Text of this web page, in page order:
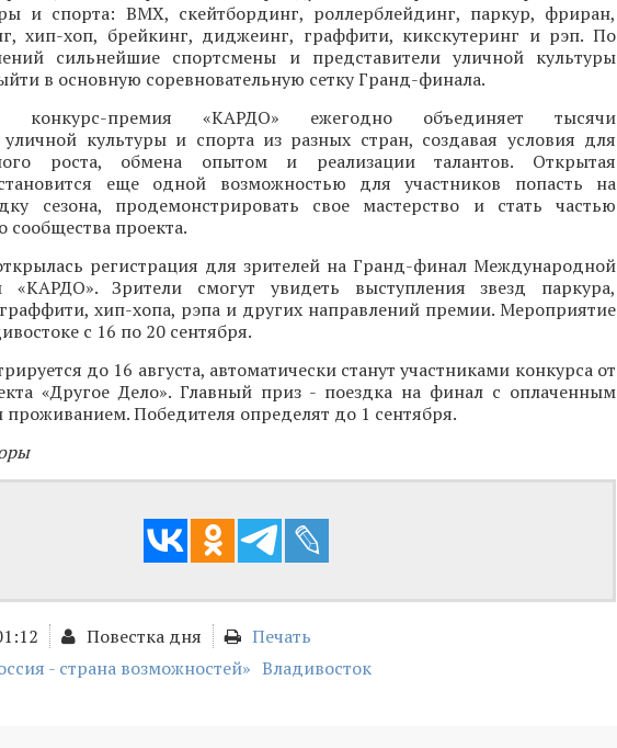
и спорта: BMX, скейтбординг, роллерблейдинг, паркур, фриран,
хип-хоп, брейкинг, диджеинг, граффити, кикскутеринг и рэп. По
сильнейшие спортсмены и представители уличной культуры
в основную соревновательную сетку Гранд-финала.
конкурс-премия «КАРДО» ежегодно объединяет тысячи
уличной культуры и спорта из разных стран, создавая условия для
роста, обмена опытом и реализации талантов. Открытая
еще одной возможностью для участников попасть на
сезона, продемонстрировать свое мастерство и стать частью
проекта.
регистрация для зрителей на Гранд-финал Международной
«КАРДО». Зрители смогут увидеть выступления звезд паркура,
хип-хопа, рэпа и других направлений премии. Мероприятие
с 16 по 20 сентября.
до 16 августа, автоматически станут участниками конкурса от
«Другое Дело». Главный приз - поездка на финал с оплаченным
проживанием. Победителя определят до 1 сентября.
Повестка дня
Печать
- страна возможностей» Владивосток